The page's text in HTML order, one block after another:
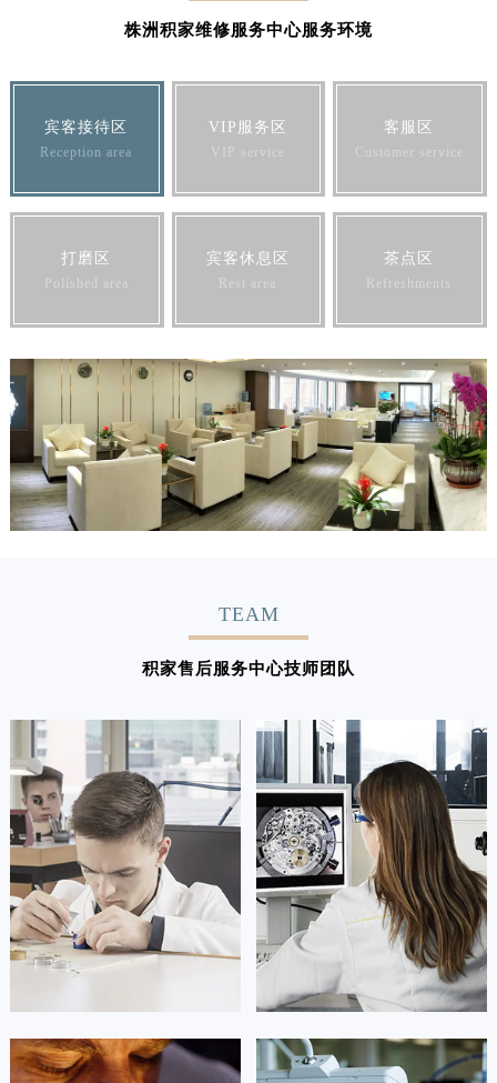
株洲积家维修服务中心服务环境
宾客接待区
Reception area
VIP服务区
VIP service
客服区
Customer service
打磨区
Polished area
宾客休息区
Rest area
茶点区
Refreshments
TEAM
积家售后服务中心技师团队
凯罗尔·切尔西 达芙妮·克劳迪娅